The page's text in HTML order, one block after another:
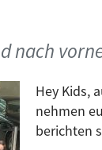
nach
Hey Kids,
nehmen
berichten